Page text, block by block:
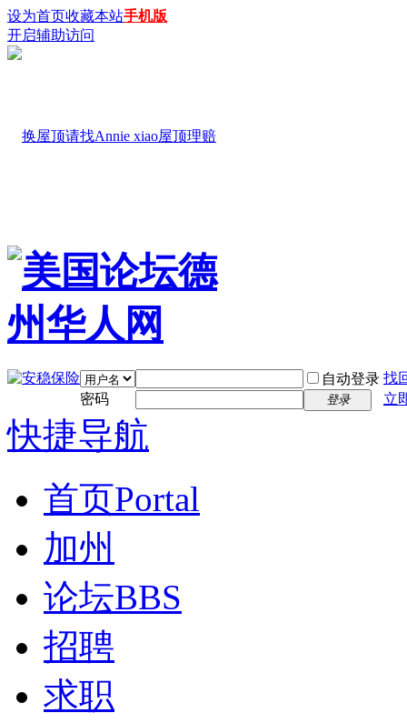
设为首页收藏本站手机版
开启辅助访问
自动登录 找
密码
登录 立
快捷导航
首页Portal
加州
论坛BBS
招聘
求职